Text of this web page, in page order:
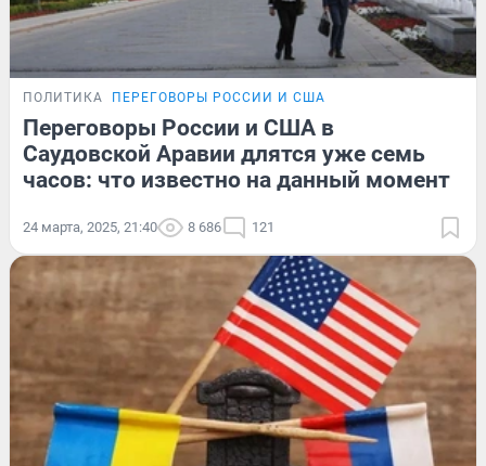
ПОЛИТИКА ПЕРЕГОВОРЫ РОССИИ И США
Переговоры России и США в
Саудовской Аравии длятся уже семь
часов: что известно на данный момент
24 марта, 2025, 21:40 8 686 121